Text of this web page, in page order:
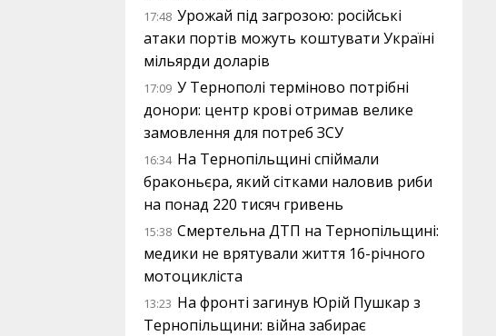
17:48 Урожай під загрозою: російські
атаки портів можуть коштувати Україні
мільярди доларів
17:09 У Тернополі терміново потрібні
донори: центр крові отримав велике
замовлення для потреб ЗСУ
16:34 На Тернопільщині спіймали
браконьєра, який сітками наловив риби
на понад 220 тисяч гривень
15:38 Смертельна ДТП на Тернопільщині:
медики не врятували життя 16-річного
мотоцикліста
13:23 На фронті загинув Юрій Пушкар з
Тернопільщини: війна забирає